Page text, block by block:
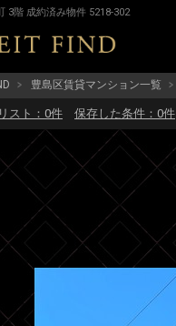
3階 成約済み物件 5218-302
豊島区賃貸マンション一覧
スト： 0件 保存した条件： 0件